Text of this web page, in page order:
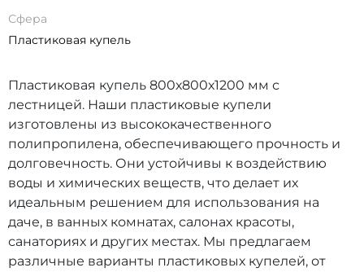
Сфера
Пластиковая купель
Пластиковая купель 800х800х1200 мм с
лестницей. Наши пластиковые купели
изготовлены из высококачественного
полипропилена, обеспечивающего прочность и
долговечность. Они устойчивы к воздействию
воды и химических веществ, что делает их
идеальным решением для использования на
даче, в ванных комнатах, салонах красоты,
санаториях и других местах. Мы предлагаем
различные варианты пластиковых купелей, от